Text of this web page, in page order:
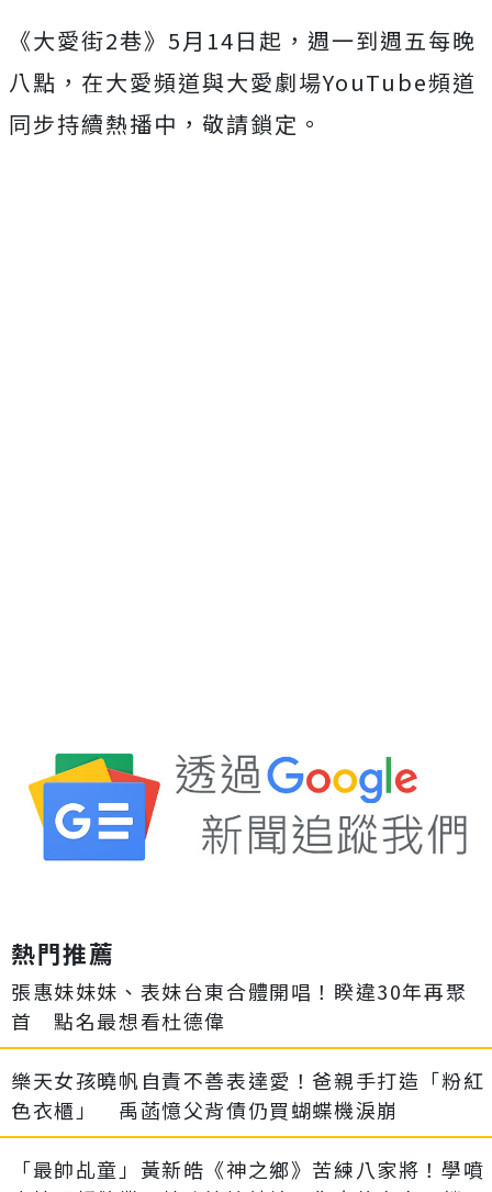
《大愛街2巷》 5月 14日起，週一到週五每晚
八點，在大愛頻道與大愛劇場YouTube頻道
同步持續熱播中，敬請鎖定。
熱門推薦
張惠妹妹妹、表妹台東合體開唱！睽違30年再聚
首 點名最想看杜德偉
樂天女孩曉帆自責不善表達愛！爸親手打造「粉紅
色衣櫃」 禹菡憶父背債仍買蝴蝶機淚崩
「最帥乩童」黃新皓《神之鄉》苦練八家將！學噴